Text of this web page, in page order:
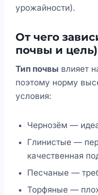
урожайности).
От чего
почвы и цель)
Тип почвы влияет
поэтому норму
условия:
Чернозём —
Глинистые —
качественная
Песчаные —
Торфяные —